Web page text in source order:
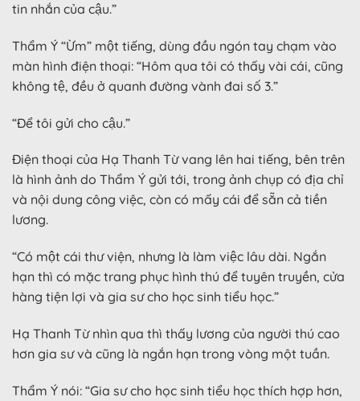
tin nhắn của cậu.”
Thẩm Ý “Ừm” một tiếng, dùng đầu ngón tay chạm vào
màn hình điện thoại: “Hôm qua tôi có thấy vài cái, cũng
không tệ, đều ở quanh đường vành đai số 3.”
“Để tôi gửi cho cậu.”
Điện thoại của Hạ Thanh Từ vang lên hai tiếng, bên trên
là hình ảnh do Thẩm Ý gửi tới, trong ảnh chụp có địa chỉ
và nội dung công việc, còn có mấy cái để sẵn cả tiền
lương.
“Có một cái thư viện, nhưng là làm việc lâu dài. Ngắn
hạn thì có mặc trang phục hình thú để tuyên truyền, cửa
hàng tiện lợi và gia sư cho học sinh tiểu học.”
Hạ Thanh Từ nhìn qua thì thấy lương của người thú cao
hơn gia sư và cũng là ngắn hạn trong vòng một tuần.
Thẩm Ý nói: “Gia sư cho học sinh tiểu học thích hợp hơn,